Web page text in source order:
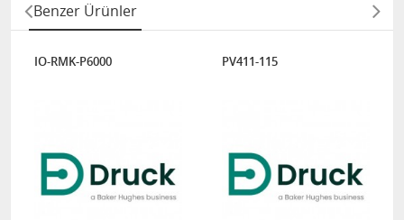
Benzer Ürünler
IO-RMK-P6000 PV411-115